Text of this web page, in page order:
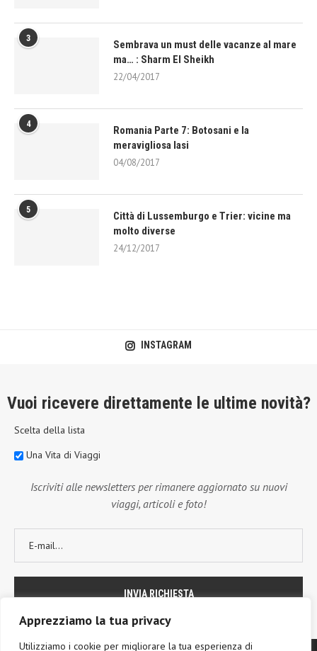
Apprezziamo la tua privacy
Utilizziamo i cookie per migliorare la tua esperienza di
3
Sembrava un must delle vacanze al mare
ma… : Sharm El Sheikh
22/04/2017
4
Romania Parte 7: Botosani e la
meravigliosa Iasi
04/08/2017
5
Città di Lussemburgo e Trier: vicine ma
molto diverse
24/12/2017
INSTAGRAM
Vuoi ricevere direttamente le ultime novità?
Scelta della lista
Una Vita di Viaggi
Iscriviti alle newsletters per rimanere aggiornato su nuovi
viaggi, articoli e foto!